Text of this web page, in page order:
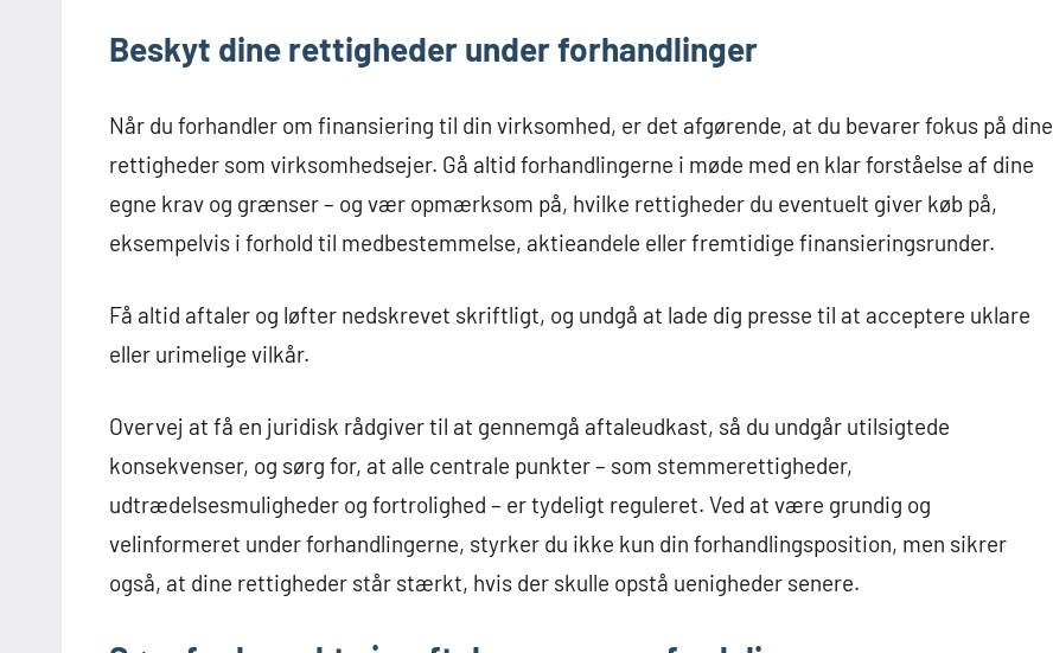
Beskyt dine rettigheder under forhandlinger
Når du forhandler om finansiering til din virksomhed, er det afgørende, at du bevarer fokus på dine
rettigheder som virksomhedsejer. Gå altid forhandlingerne i møde med en klar forståelse af dine
egne krav og grænser – og vær opmærksom på, hvilke rettigheder du eventuelt giver køb på,
eksempelvis i forhold til medbestemmelse, aktieandele eller fremtidige finansieringsrunder.
Få altid aftaler og løfter nedskrevet skriftligt, og undgå at lade dig presse til at acceptere uklare
eller urimelige vilkår.
Overvej at få en juridisk rådgiver til at gennemgå aftaleudkast, så du undgår utilsigtede
konsekvenser, og sørg for, at alle centrale punkter – som stemmerettigheder,
udtrædelsesmuligheder og fortrolighed – er tydeligt reguleret. Ved at være grundig og
velinformeret under forhandlingerne, styrker du ikke kun din forhandlingsposition, men sikrer
også, at dine rettigheder står stærkt, hvis der skulle opstå uenigheder senere.